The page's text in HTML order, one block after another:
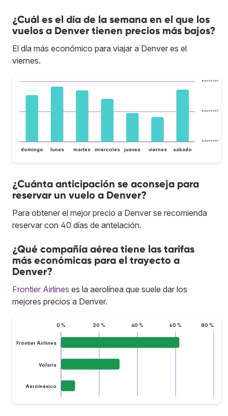
¿Cuál es el día de la semana en el que los
vuelos a Denver tienen precios más bajos?
El día más económico para viajar a Denver es el
viernes.
Bs.S200.000
Bs.S400.000
Bs.S600.000
domingo lunes martes miércoles jueves viernes sábado
¿Cuánta anticipación se aconseja para
reservar un vuelo a Denver?
Para obtener el mejor precio a Denver se recomienda
reservar con 40 días de antelación.
¿Qué compañía aérea tiene las tarifas
más económicas para el trayecto a
Denver?
Frontier Airlines es la aerolínea que suele dar los
mejores precios a Denver.
0 % 20 % 40 % 60 % 80 %
Frontier Airlines
Volaris
Aeroméxico